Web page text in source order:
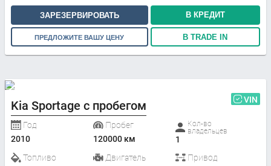
ЗАРЕЗЕРВИРОВАТЬ В КРЕДИТ
ПРЕДЛОЖИТЕ ВАШУ ЦЕНУ В TRADE IN
Kia Sportage с пробегом VIN
Год
2010
Пробег
120000 км
Кол-во
владельцев
1
Топливо
Двигатель
Привод